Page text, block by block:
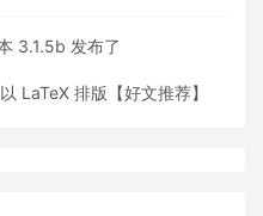
3.1.5b 发布了
LaTeX 排版【好文推荐】